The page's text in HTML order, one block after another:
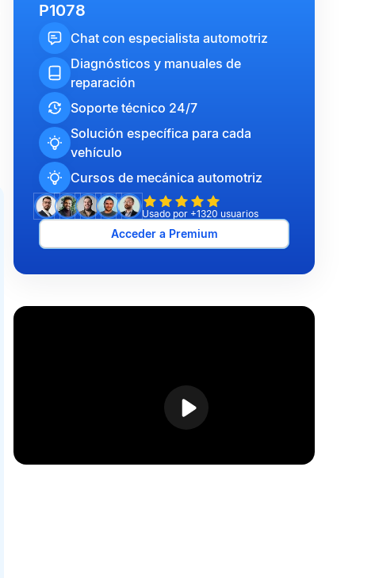
P1078
Chat con especialista automotriz
Diagnósticos y manuales de
reparación
Soporte técnico 24/7
Solución específica para cada
vehículo
Cursos de mecánica automotriz
Usado por +1320 usuarios
Acceder a Premium